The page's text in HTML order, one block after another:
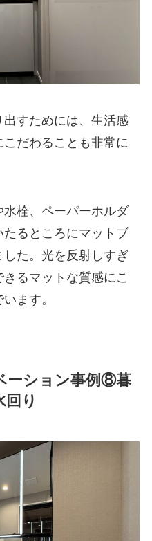
すためには、生活感
だわることも非常に
栓、ペーパーホルダ
るところにマットブ
た。光を反射しすぎ
るマットな質感にこ
ます。
ーション事例⑧暮
り